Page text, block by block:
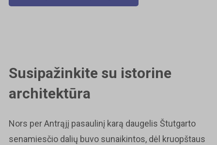
Susipažinkite su istorine
architektūra
Nors per Antrąjį pasaulinį karą daugelis Štutgarto
senamiesčio dalių buvo sunaikintos, dėl kruopštaus